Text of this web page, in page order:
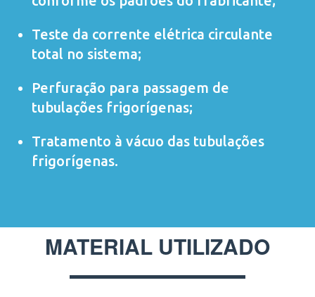
Teste da corrente elétrica circulante
total no sistema;
Perfuração para passagem de
tubulações frigorígenas;
Tratamento à vácuo das tubulações
frigorígenas.
MATERIAL UTILIZADO